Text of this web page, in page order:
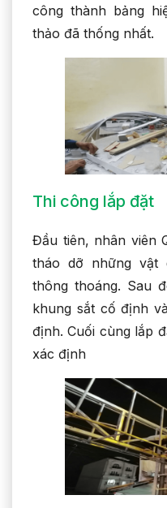
công thành bảng
thảo đã thống nhất.
Thi công lắp đặt
Đầu tiên, nhân viên
tháo dỡ những vật
thông thoáng. Sau
khung sắt cố định
định. Cuối cùng lắp
xác định